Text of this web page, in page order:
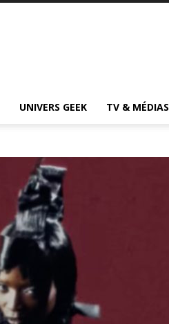
UNIVERS GEEK TV & MÉDIAS